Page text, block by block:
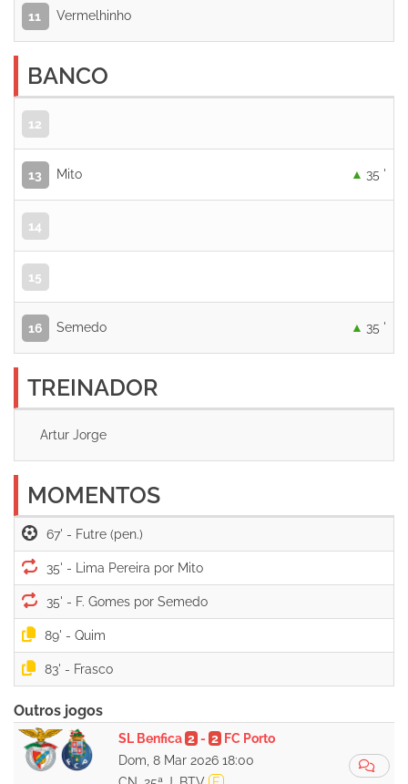
11 Vermelhinho
BANCO
12
13 Mito 35 '
14
15
16 Semedo 35 '
TREINADOR
Artur Jorge
MOMENTOS
67' -
35' -
35' -
89' -
83' -
Outros jogos
SL Benfica 2- 2 FC Porto
Dom, 8 Mar 2026 18:00